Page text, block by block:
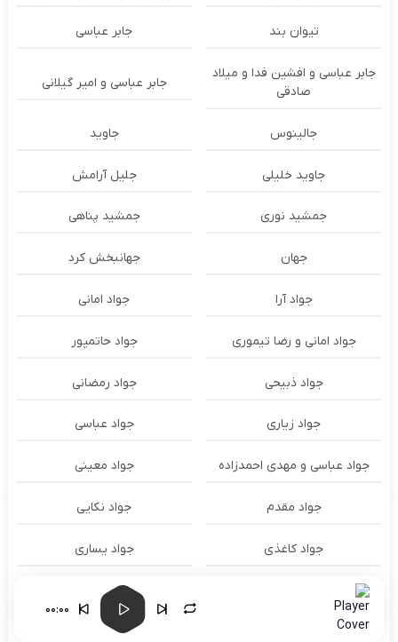
تیوان بند جابر عباسی
جابر عباسی و افشین فدا و میلاد
صادقی
جابر عباسی و امیر گیلانی
جالینوس جاوید
جاوید خلیلی جلیل آرامش
جمشید نوری جمشید پناهی
جهان جهانبخش کرد
جواد آرا جواد امانی
جواد امانی و رضا تیموری جواد حاتمپور
جواد ذبیحی جواد رمضانی
جواد زیاری جواد عباسی
جواد عباسی و مهدی احمدزاده جواد معینی
جواد مقدم جواد نکایی
جواد کاغذی جواد یساری
جیگر مدیا حسین
حاتم لورایی و شایع و امیر تتلو
00:00